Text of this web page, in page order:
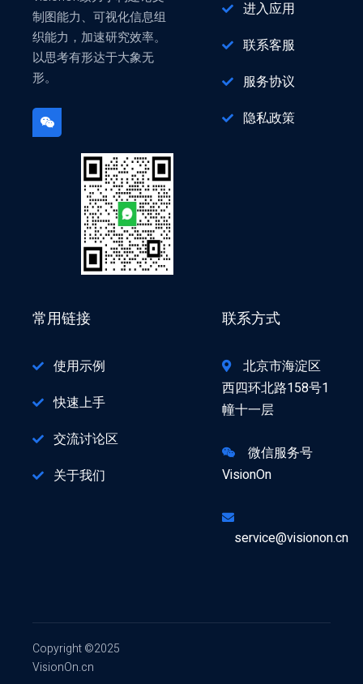
制图能力、可视化信息组
织能力，加速研究效率。
以思考有形达于大象无
形。
进入应用
联系客服
服务协议
隐私政策
常用链接
使用示例
快速上手
交流讨论区
关于我们
联系方式
北京市海淀区
西四环北路158号1
幢十一层
微信服务号
VisionOn
service@visionon.cn
Copyright ©2025
VisionOn.cn